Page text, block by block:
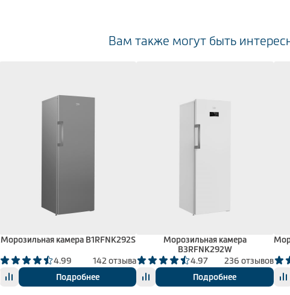
Вам также могут быть
Морозильная камера B1RFNK292S
4.99
142 отзыва
Подробнее
Морозильная камера
B3RFNK292W
4.97
236 отзывов
Подробнее